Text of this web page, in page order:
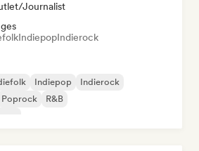
Journalist
IndiepopIndierock
Indiepop
Indierock
Poprock
R&B